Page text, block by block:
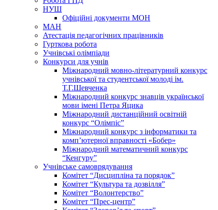
НУШ
Офіційні документи МОН
МАН
Атестація педагогічних працівників
Гурткова робота
Учнівські олімпіади
Конкурси для учнів
Мiжнародний мовно-літературний конкурс
учнiвської та студентської молодi iм.
Т.Г.Шевченка
Міжнародний конкурс знавців української
мови імені Петра Яцика
Міжнародний дистанційний освітній
конкурс “Олімпіс”
Міжнародний конкурс з інформатики та
комп’ютерної вправності «Бобер»
Міжнародний математичний конкурс
“Кенгуру”
Учнівське самоврядування
Комітет “Дисципліна та порядок”
Комітет “Культура та дозвілля”
Комітет “Волонтерство”
Комітет “Прес-центр”